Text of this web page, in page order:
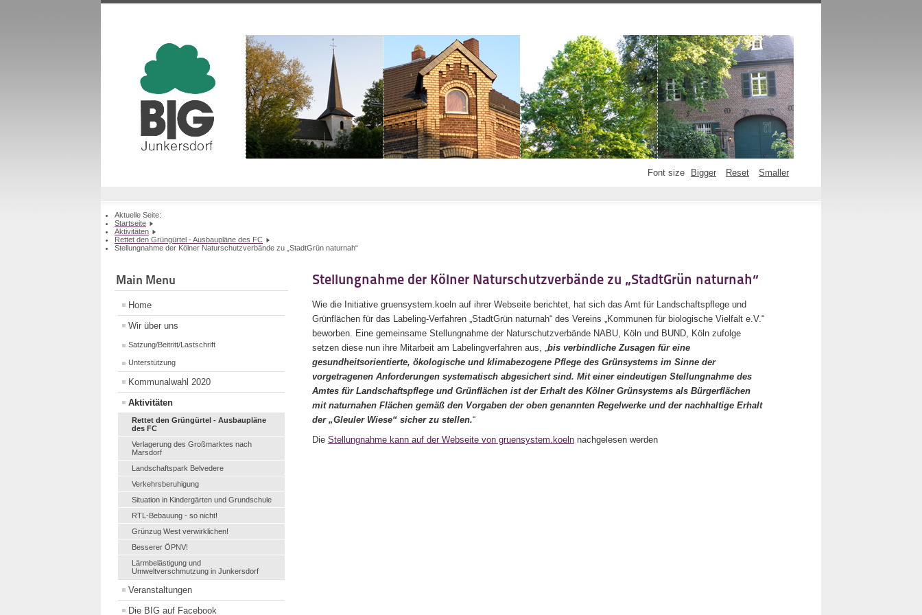
Font size Bigger Reset Smaller
Aktuelle Seite:
Startseite
Aktivitäten
Rettet den Grüngürtel - Ausbaupläne des FC
Stellungnahme der Kölner Naturschutzverbände zu „StadtGrün naturnah“
Main Menu
Home
Wir über uns
Satzung/Beitritt/Lastschrift
Unterstützung
Kommunalwahl 2020
Aktivitäten
Rettet den Grüngürtel - Ausbaupläne
des FC
Verlagerung des Großmarktes nach
Marsdorf
Landschaftspark Belvedere
Verkehrsberuhigung
Situation in Kindergärten und Grundschule
RTL-Bebauung - so nicht!
Grünzug West verwirklichen!
Besserer ÖPNV!
Lärmbelästigung und
Umweltverschmutzung in Junkersdorf
Veranstaltungen
Die BIG auf Facebook
Stellungnahme der Kölner Naturschutzverbände zu „StadtGrün naturnah“
Wie die Initiative gruensystem.koeln auf ihrer Webseite berichtet, hat sich das Amt für Landschaftspflege und
Grünflächen für das Labeling-Verfahren „StadtGrün naturnah“ des Vereins „Kommunen für biologische Vielfalt e.V.“
beworben. Eine gemeinsame Stellungnahme der Naturschutzverbände NABU, Köln und BUND, Köln zufolge
setzen diese nun ihre Mitarbeit am Labelingverfahren aus, „bis verbindliche Zusagen für eine
gesundheitsorientierte, ökologische und klimabezogene Pflege des Grünsystems im Sinne der
vorgetragenen Anforderungen systematisch abgesichert sind. Mit einer eindeutigen Stellungnahme des
Amtes für Landschaftspflege und Grünflächen ist der Erhalt des Kölner Grünsystems als Bürgerflächen
mit naturnahen Flächen gemäß den Vorgaben der oben genannten Regelwerke und der nachhaltige Erhalt
der „Gleuler Wiese“ sicher zu stellen.“
Die Stellungnahme kann auf der Webseite von gruensystem.koelnnachgelesen werden